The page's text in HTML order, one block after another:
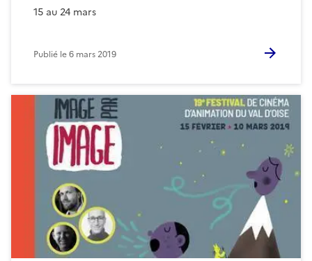
15 au 24 mars
Publié le6 mars 2019